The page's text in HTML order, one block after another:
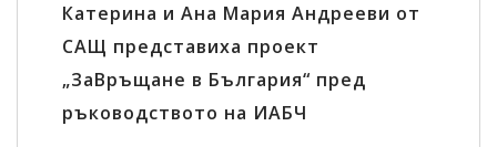
Катерина и Ана Мария Андрееви от
САЩ представиха проект
„ЗаВръщане в България“ пред
ръководството на ИАБЧ